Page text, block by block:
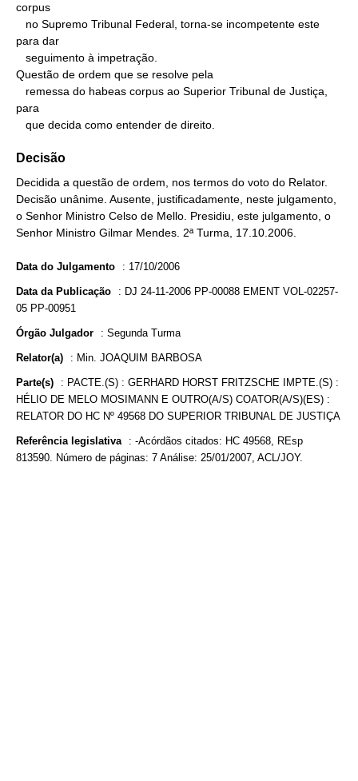
corpus
para dar
Questão de ordem que se resolve pela
para
   que decida como entender de direito.
Decisão
Decidida a questão de ordem, nos termos do voto do Relator.
Decisão unânime. Ausente, justificadamente, neste julgamento,
o Senhor Ministro Celso de Mello. Presidiu, este julgamento, o
Senhor Ministro Gilmar Mendes. 2ª Turma, 17.10.2006.
Data do Julgamento : 17/10/2006
Data da Publicação : DJ 24-11-2006 PP-00088 EMENT VOL-02257-
05 PP-00951
Órgão Julgador : Segunda Turma
Relator(a) : Min. JOAQUIM BARBOSA
Parte(s) : PACTE.(S) : GERHARD HORST FRITZSCHE IMPTE.(S) :
HÉLIO DE MELO MOSIMANN E OUTRO(A/S) COATOR(A/S)(ES) :
RELATOR DO HC Nº 49568 DO SUPERIOR TRIBUNAL DE JUSTIÇA
Referência legislativa : -Acórdãos citados: HC 49568, REsp
813590. Número de páginas: 7 Análise: 25/01/2007, ACL/JOY.